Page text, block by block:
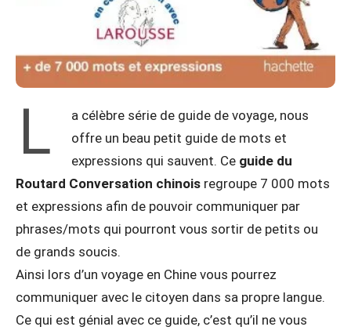
L
a célèbre série de guide de voyage, nous
offre un beau petit guide de mots et
expressions qui sauvent. Ce guide du
Routard Conversation chinois regroupe 7 000 mots
et expressions afin de pouvoir communiquer par
phrases/mots qui pourront vous sortir de petits ou
de grands soucis.
Ainsi lors d’un voyage en Chine vous pourrez
communiquer avec le citoyen dans sa propre langue.
Ce qui est génial avec ce guide, c’est qu’il ne vous